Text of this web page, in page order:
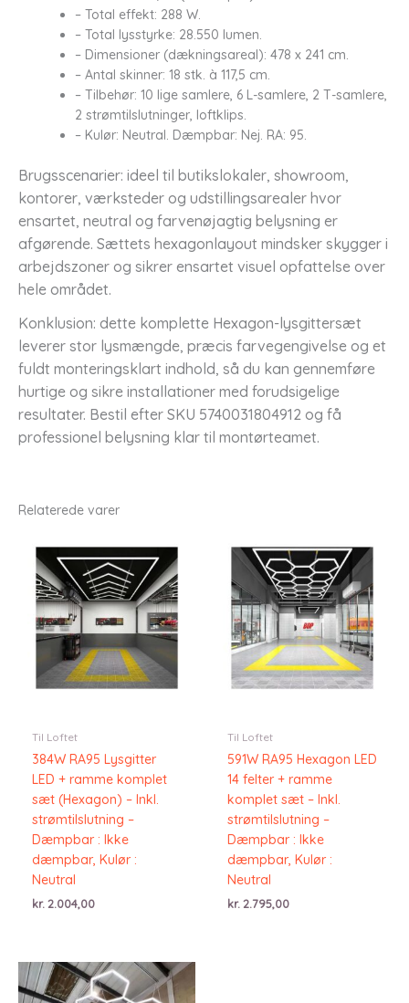
– Total effekt: 288 W.
– Total lysstyrke: 28.550 lumen.
– Dimensioner (dækningsareal): 478 x 241 cm.
– Antal skinner: 18 stk. à 117,5 cm.
– Tilbehør: 10 lige samlere, 6 L-samlere, 2 T-samlere,
2 strømtilslutninger, loftklips.
– Kulør: Neutral. Dæmpbar: Nej. RA: 95.
Brugsscenarier: ideel til butikslokaler, showroom,
kontorer, værksteder og udstillingsarealer hvor
ensartet, neutral og farvenøjagtig belysning er
afgørende. Sættets hexagonlayout mindsker skygger i
arbejdszoner og sikrer ensartet visuel opfattelse over
hele området.
Konklusion: dette komplette Hexagon-lysgittersæt
leverer stor lysmængde, præcis farvegengivelse og et
fuldt monteringsklart indhold, så du kan gennemføre
hurtige og sikre installationer med forudsigelige
resultater. Bestil efter SKU 5740031804912 og få
professionel belysning klar til montørteamet.
Relaterede varer
Til Loftet
384W RA95 Lysgitter
LED + ramme komplet
sæt (Hexagon) – Inkl.
strømtilslutning –
Dæmpbar : Ikke
dæmpbar, Kulør :
Neutral
kr. 2.004,00
Til Loftet
591W RA95 Hexagon LED
14 felter + ramme
komplet sæt – Inkl.
strømtilslutning –
Dæmpbar : Ikke
dæmpbar, Kulør :
Neutral
kr. 2.795,00